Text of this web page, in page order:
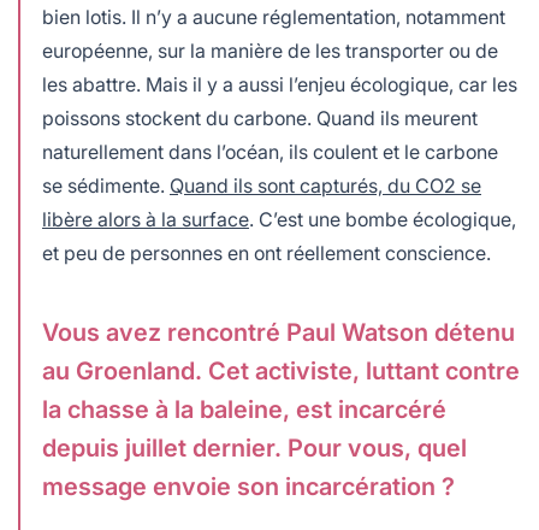
bien lotis. Il n’y a aucune réglementation, notamment
européenne, sur la manière de les transporter ou de
les abattre. Mais il y a aussi l’enjeu écologique, car les
poissons stockent du carbone. Quand ils meurent
naturellement dans l’océan, ils coulent et le carbone
se sédimente. Quand ils sont capturés, du CO2 se
libère alors à la surface. C’est une bombe écologique,
et peu de personnes en ont réellement conscience.
Vous avez rencontré Paul Watson détenu
au Groenland. Cet activiste, luttant contre
la chasse à la baleine, est incarcéré
depuis juillet dernier. Pour vous, quel
message envoie son incarcération ?